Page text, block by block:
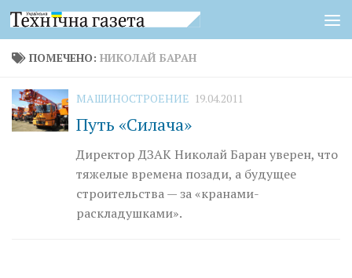
Перейти к содержимому
ПОМЕЧЕНО: НИКОЛАЙ БАРАН
МАШИНОСТРОЕНИЕ 19.04.2011
Путь «Силача»
Директор ДЗАК Николай Баран уверен, что
тяжелые времена позади, а будущее
строительства — за «кранами-
раскладушками».